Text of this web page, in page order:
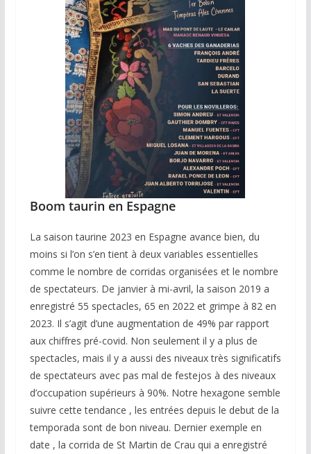
Boom taurin en Espagne
La saison taurine 2023 en Espagne avance bien, du
moins si l’on s’en tient à deux variables essentielles
comme le nombre de corridas organisées et le nombre
de spectateurs. De janvier à mi-avril, la saison 2019 a
enregistré 55 spectacles, 65 en 2022 et grimpe à 82 en
2023. Il s’agit d’une augmentation de 49% par rapport
aux chiffres pré-covid. Non seulement il y a plus de
spectacles, mais il y a aussi des niveaux très significatifs
de spectateurs avec pas mal de festejos à des niveaux
d’occupation supérieurs à 90%. Notre hexagone semble
suivre cette tendance , les entrées depuis le debut de la
temporada sont de bon niveau. Dernier exemple en
date , la corrida de St Martin de Crau qui a enregistré